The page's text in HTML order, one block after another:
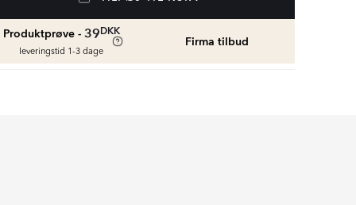
vådrumssilikone
fr.75
Rengøring & Vedligeholdelse
Produktprøve - 39DKK
leveringstid 1-3 dage
Firma tilbud